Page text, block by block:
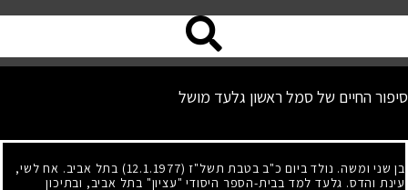
סיפור החיים של סמל ראשון גלעד מושל
בן שני ומשה. נולד ביום כ"ב בטבת תשל"ז (12.1.1977)
בתל אביב. אח לשי,
עינת והדס. גלעד למד בבית-הספר היסודי "עציון" בתל אביב, ובתיכון